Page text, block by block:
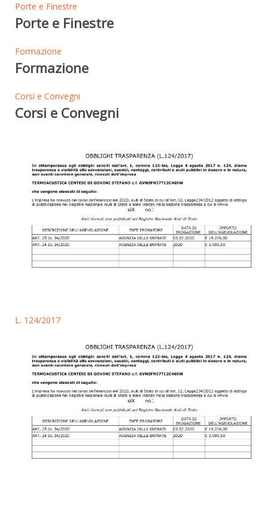
Porte e Finestre
Porte e Finestre
Formazione
Formazione
Corsi e Convegni
Corsi e Convegni
L. 124/2017